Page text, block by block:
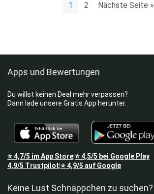
1 2 Nächste Seite »
Apps und Bewertungen
Du willst keinen Deal mehr verpassen?
Dann lade unsere Gratis App herunter.
⭐4,7/5 im App Store⭐4,5/5 bei Google Play
4,9/5 Trustpilot ⭐4,9/5 auf Google
Keine Lust Schnäppchen zu suchen?